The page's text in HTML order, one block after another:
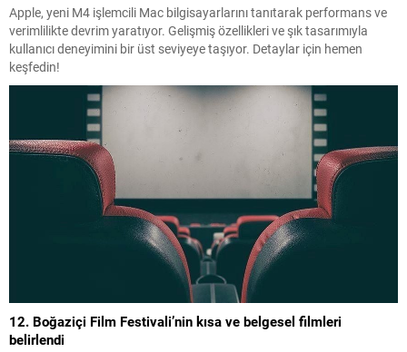
Apple, yeni M4 işlemcili Mac bilgisayarlarını tanıtarak performans ve
verimlilikte devrim yaratıyor. Gelişmiş özellikleri ve şık tasarımıyla
kullanıcı deneyimini bir üst seviyeye taşıyor. Detaylar için hemen
keşfedin!
12. Boğaziçi Film Festivali’nin kısa ve belgesel filmleri
belirlendi